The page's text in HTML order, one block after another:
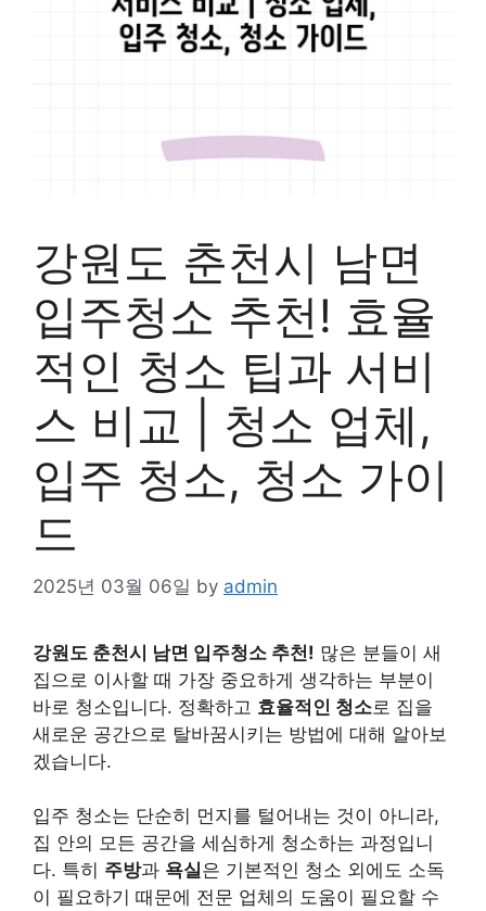
강원도 춘천시 남면
입주청소 추천! 효율
적인 청소 팁과 서비
스 비교 | 청소 업체,
입주 청소, 청소 가이
드
2025년 03월 06일 by admin
강원도 춘천시 남면 입주청소 추천! 많은 분들이 새
집으로 이사할 때 가장 중요하게 생각하는 부분이
바로 청소입니다. 정확하고 효율적인 청소로 집을
새로운 공간으로 탈바꿈시키는 방법에 대해 알아보
겠습니다.
입주 청소는 단순히 먼지를 털어내는 것이 아니라,
집 안의 모든 공간을 세심하게 청소하는 과정입니
다. 특히 주방과 욕실은 기본적인 청소 외에도 소독
이 필요하기 때문에 전문 업체의 도움이 필요할 수